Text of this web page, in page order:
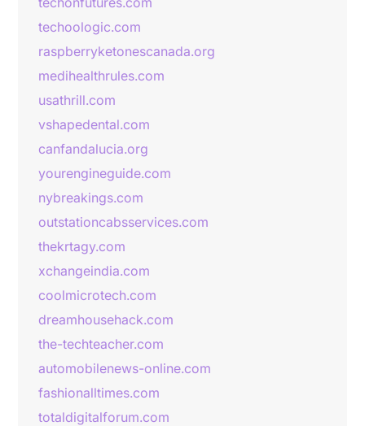
techoologic.com
raspberryketonescanada.org
medihealthrules.com
usathrill.com
vshapedental.com
canfandalucia.org
yourengineguide.com
nybreakings.com
outstationcabsservices.com
thekrtagy.com
xchangeindia.com
coolmicrotech.com
dreamhousehack.com
the-techteacher.com
automobilenews-online.com
fashionalltimes.com
totaldigitalforum.com